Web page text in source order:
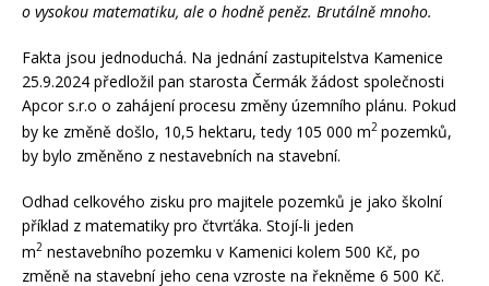
o vysokou matematiku, ale o hodně peněz. Brutálně mnoho.
Fakta jsou jednoduchá. Na jednání zastupitelstva Kamenice
25.9.2024 předložil pan starosta Čermák žádost společnosti
Apcor s.r.o o zahájení procesu změny územního plánu. Pokud
by ke změně došlo, 10,5 hektaru, tedy 105 000 m2 pozemků,
by bylo změněno z nestavebních na stavební.
Odhad celkového zisku pro majitele pozemků je jako školní
příklad z matematiky pro čtvrťáka. Stojí-li jeden
m2 nestavebního pozemku v Kamenici kolem 500 Kč, po
změně na stavební jeho cena vzroste na řekněme 6 500 Kč.